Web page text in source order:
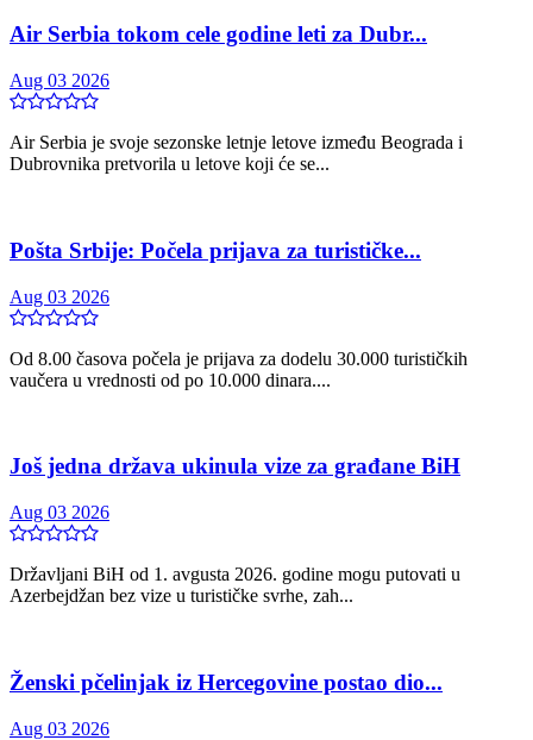
Air Serbia tokom cele godine leti za Dubr...
Aug 03 2026
Air Serbia je svoje sezonske letnje letove između Beograda i
Dubrovnika pretvorila u letove koji će se...
Pošta Srbije: Počela prijava za turističke...
Aug 03 2026
Od 8.00 časova počela je prijava za dodelu 30.000 turističkih
vaučera u vrednosti od po 10.000 dinara....
Još jedna država ukinula vize za građane BiH
Aug 03 2026
Državljani BiH od 1. avgusta 2026. godine mogu putovati u
Azerbejdžan bez vize u turističke svrhe, zah...
Ženski pčelinjak iz Hercegovine postao dio...
Aug 03 2026